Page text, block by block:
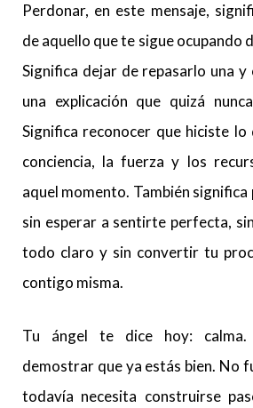
Perdonar, en este mensaje,
de aquello que te sigue ocupando
Significa dejar de repasarlo una y
una explicación que quizá
Significa reconocer que hiciste lo
conciencia, la fuerza y los
aquel momento. También
sin esperar a sentirte perfecta,
todo claro y sin convertir tu
contigo misma.
Tu ángel te dice hoy:
demostrar que ya estás bien. No
todavía necesita construirse